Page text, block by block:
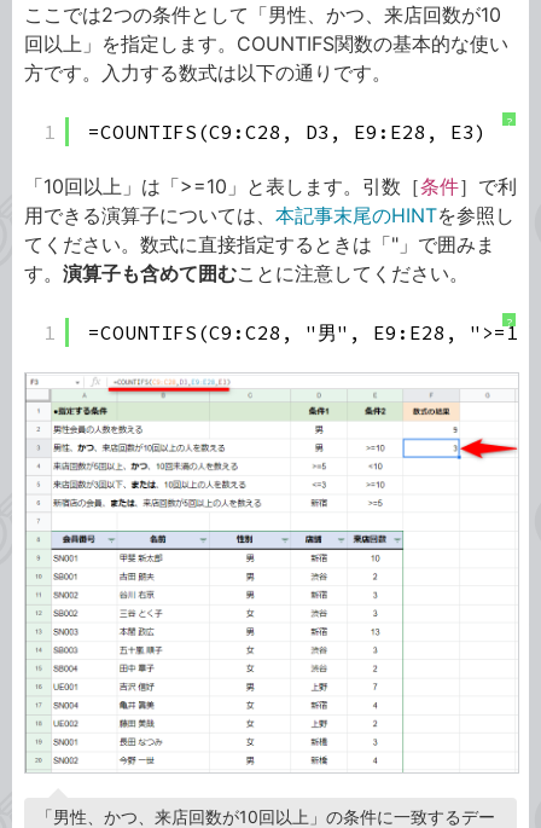
ここでは2つの条件として「男性、かつ、来店回数が10
回以上」を指定します。COUNTIFS関数の基本的な使い
方です。入力する数式は以下の通りです。
?
1 =COUNTIFS(C9:C28, D3, E9:E28, E3)
「10回以上」は「>=10」と表します。引数［条件］で利
用できる演算子については、 本記事末尾のHINTを参照し
てください。数式に直接指定するときは「"」で囲みま
す。 演算子も含めて囲むことに注意してください。
?
1 =COUNTIFS(C9:C28, "男", E9:E28,
「男性、かつ、来店回数が10回以上」の条件に一致するデー